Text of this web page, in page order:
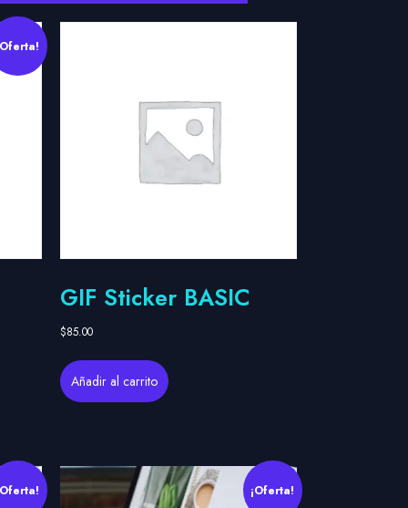
GIF Sticker BASIC
$85.00
Añadir al carrito
¡Oferta!